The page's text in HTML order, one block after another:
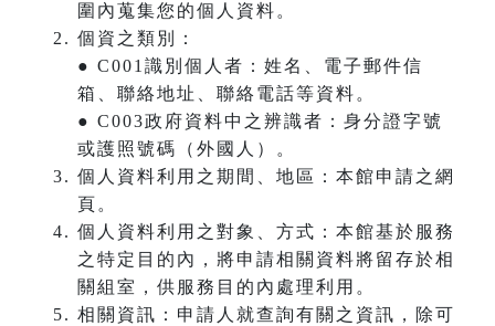
圍內蒐集您的個人資料。
個資之類別：
● C001識別個人者：姓名、電子郵件信
箱、聯絡地址、聯絡電話等資料。
● C003政府資料中之辨識者：身分證字號
或護照號碼（外國人）。
個人資料利用之期間、地區：本館申請之網
頁。
個人資料利用之對象、方式：本館基於服務
之特定目的內，將申請相關資料將留存於相
關組室，供服務目的內處理利用。
相關資訊：申請人就查詢有關之資訊，除可